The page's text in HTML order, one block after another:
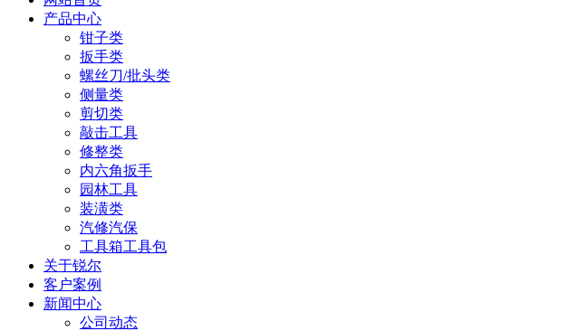
产品中心
钳子类
扳手类
螺丝刀/批头类
侧量类
剪切类
敲击工具
修整类
内六角扳手
园林工具
装潢类
汽修汽保
工具箱工具包
关于锐尔
客户案例
新闻中心
公司动态